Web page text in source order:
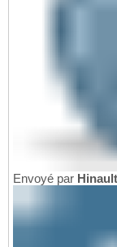
Envoyé par